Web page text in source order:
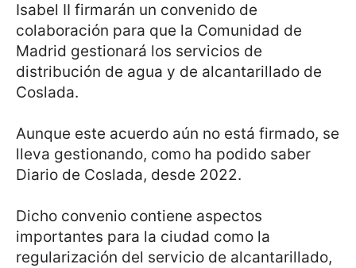
Isabel II firmarán un convenido de
colaboración para que la Comunidad de
Madrid gestionará los servicios de
distribución de agua y de alcantarillado de
Coslada.
Aunque este acuerdo aún no está firmado, se
lleva gestionando, como ha podido saber
Diario de Coslada, desde 2022.
Dicho convenio contiene aspectos
importantes para la ciudad como la
regularización del servicio de alcantarillado,